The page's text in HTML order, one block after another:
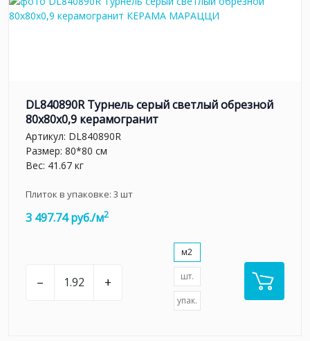
DL840890R Турнель серый светлый обрезной
80x80x0,9 керамогранит
Артикул: DL840890R
Размер: 80*80 см
Вес: 41.67 кг
Плиток в упаковке: 3 шт
3 497.74 руб./м2
– +
м2
шт.
упак.